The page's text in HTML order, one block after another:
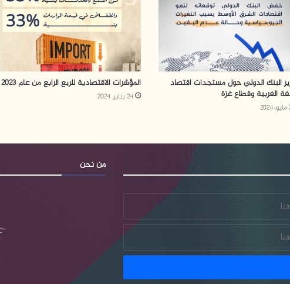
البنك الدولي حول مستجدات اقتصاد
الغربية وقطاع غزة
المؤشرات الاقتصادية للربع الرابع من عام 2023
24 يناير، 2024
من نحن